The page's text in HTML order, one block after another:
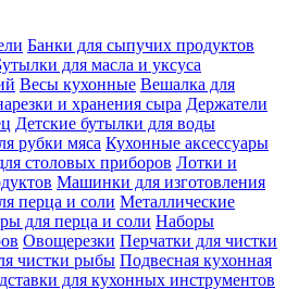
Банки для сыпучих продуктов
для масла и уксуса
Весы кухонные Вешалка для
и хранения сыра Держатели
Детские бутылки для воды
рубки мяса Кухонные аксессуары
столовых приборов Лотки и
Машинки для изготовления
перца и соли Металлические
для перца и соли Наборы
Овощерезки Перчатки для чистки
чистки рыбы Подвесная кухонная
для кухонных инструментов